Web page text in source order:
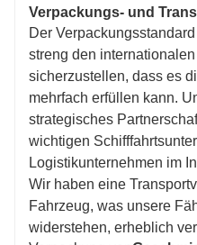
Verpackungs- und
Der
streng den
sicherzustellen, dass es
mehrfach erfüllen kann.
strategisches
wichtigen
Logistikunternehmen im
Wir haben eine
Fahrzeug, was unsere
widerstehen, erheblich